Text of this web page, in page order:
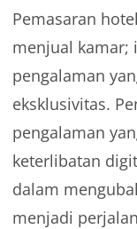
Pemasaran
menjual kamar;
pengalaman
eksklusivitas.
pengalaman
keterlibatan
dalam
menjadi